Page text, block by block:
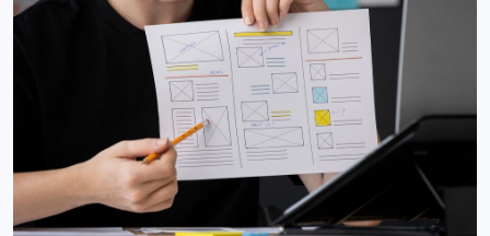
support@it-butik.ru